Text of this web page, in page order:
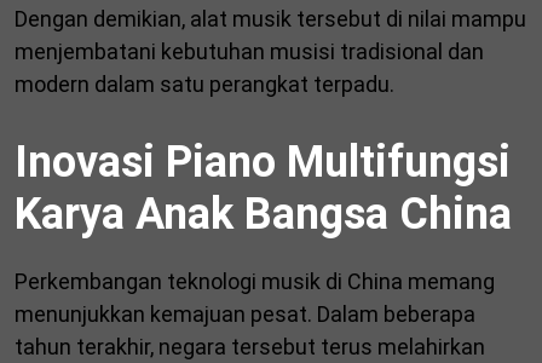
Dengan demikian, alat musik tersebut di nilai mampu
menjembatani kebutuhan musisi tradisional dan
modern dalam satu perangkat terpadu.
Inovasi Piano Multifungsi
Karya Anak Bangsa China
Perkembangan teknologi musik di China memang
menunjukkan kemajuan pesat. Dalam beberapa
tahun terakhir, negara tersebut terus melahirkan